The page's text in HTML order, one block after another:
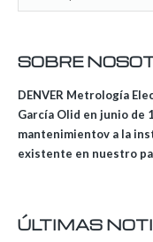
SOBRE
DENVER Metrología
García Olid en junio de
mantenimientov a la
existente en nuestro
ÚLTIMAS